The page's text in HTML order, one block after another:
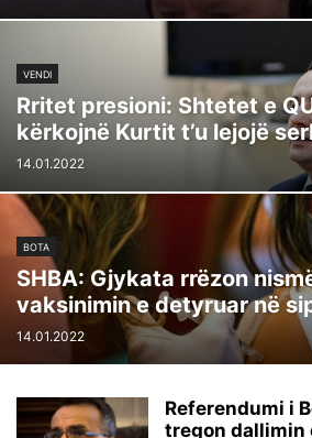
VENDI
Rritet presioni: Shtetet e
kërkojnë Kurtit t’u lejojë
14.01.2022
BOTA
SHBA: Gjykata rrëzon
vaksinimin e detyruar në
14.01.2022
Referendumi i
tregon dallimin